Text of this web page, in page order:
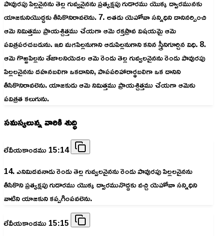
పావురపు పిల్లనైనను తెల్ల గువ్వనైనను ప్రత్యక్షపు గుడారము యొక్క ద్వారమునకు
యాజకునియొద్దకు తీసికొనిరావలెను. 7. అతడు యెహోవా సన్నిధిని దానినర్పించి
ఆమె నిమిత్తము ప్రాయశ్చిత్తము చేయగా ఆమె రక్తస్రావ విషయమై ఆమె
పవిత్రపరచబడును. ఇది మగపిల్లనుగాని ఆడుపిల్లనుగాని కనిన స్త్రీనిగూర్చిన విధి. 8.
ఆమె గొఱ్ఱపిల్లను తేజాలనియెడల ఆమె రెండు తెల్ల గువ్వలనైనను రెండు పావురపు
పిల్లలనైనను దహనబలిగా ఒకదానిని, పాపపరిహారార్థబలిగా ఒక దానిని
తీసికొనిరావలెను. యాజకుడు ఆమె నిమిత్తము ప్రాయశ్చిత్తము చేయగా ఆమెకు
పవిత్రత కలుగును.
సమస్యలున్న వారికి శుద్ధి
లేవీయకాండము 15:14
14. ఎనిమిదవనాడు రెండు తెల్ల గువ్వలనైనను రెండు పావురపు పిల్లలనైనను
తీసికొని ప్రత్యక్షపు గుడారము యొక్క ద్వారమునొద్దకు వచ్చి యెహోవా సన్నిధిని
వాటిని యాజకుని కప్పగింపవలెను.
లేవీయకాండము 15:15